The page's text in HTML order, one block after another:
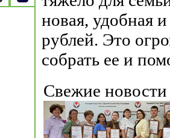
новая, удобная
рублей. Это
собрать ее и
Свежие